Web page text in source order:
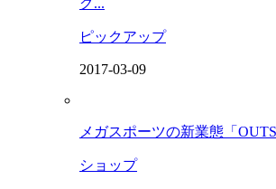
グ...
ピックアップ
2017-03-09
メガスポーツの新業態「
ショップ